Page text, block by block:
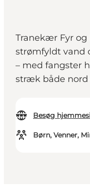
Tranekær Fyr
strømfyldt vand
– med fangster
stræk både nord
Besøg
Børn, Venner,